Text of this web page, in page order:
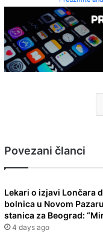
Povezani članci
Lekari o izjavi Lončara
bolnica u Novom
stanica za Beograd:
4 days ago